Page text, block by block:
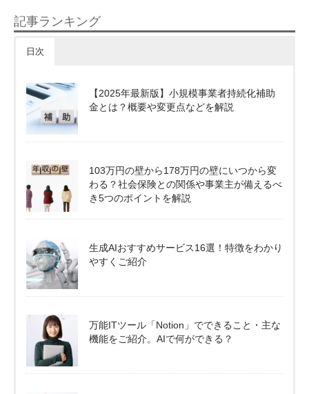
記事ランキング
日次
【2025年最新版】小規模事業者持続化補助
金とは？概要や変更点などを解説
103万円の壁から178万円の壁にいつから変
わる？社会保険との関係や事業主が備えるべ
き5つのポイントを解説
生成AIおすすめサービス16選！特徴をわかり
やすくご紹介
万能ITツール「Notion」でできること・主な
機能をご紹介。AIで何ができる？